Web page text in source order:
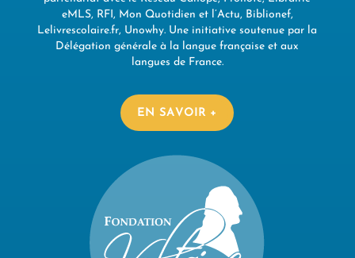
eMLS, RFI, Mon Quotidien et l’Actu, Biblionef,
Lelivrescolaire.fr, Unowhy. Une initiative soutenue par la
Délégation générale à la langue française et aux
langues de France.
EN SAVOIR +